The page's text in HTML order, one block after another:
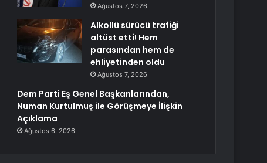
Ağustos 7, 2026
Alkollü sürücü trafiği
altüst etti! Hem
parasından hem de
ehliyetinden oldu
Ağustos 7, 2026
Dem Parti Eş Genel Başkanlarından,
Numan Kurtulmuş ile Görüşmeye İlişkin
Açıklama
Ağustos 6, 2026